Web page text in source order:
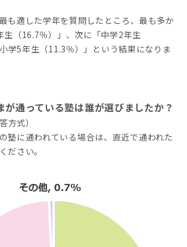
も適した学年を質問したところ、最も多か
生（16.7％）」、次に「中学2年生
学5年生（11.3％）」という結果になりま
が通っている塾は誰が選びましたか？
方式）
塾に通われている場合は、直近で通われた
ださい。